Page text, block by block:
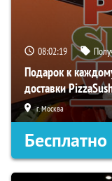
08:02:18
Подарок к
доставки
г. Москва
Бесплатно